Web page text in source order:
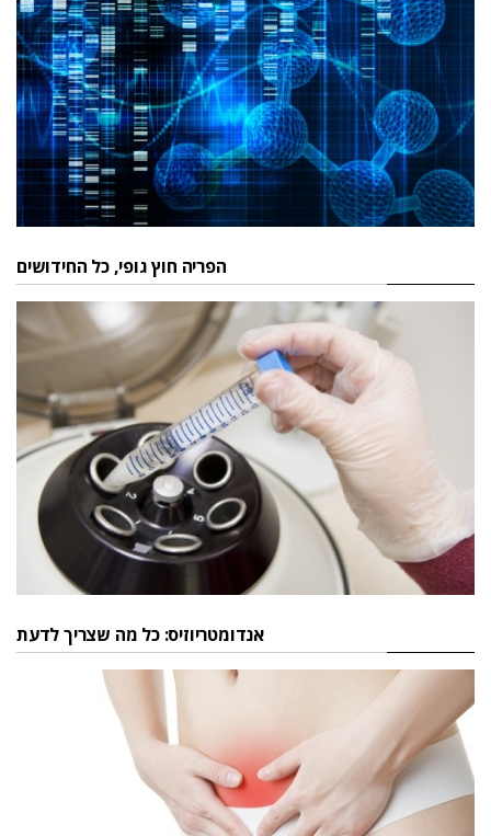
הפריה חוץ גופי, כל החידושים
אנדומטריוזיס: כל מה שצריך לדעת